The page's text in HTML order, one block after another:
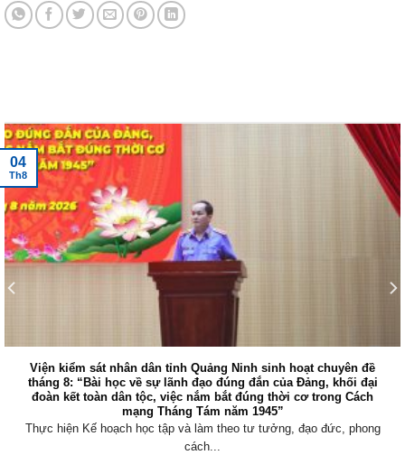
Viện kiểm sát nhân dân tỉnh Quảng Ninh sinh hoạt chuyên đề
tháng 8: “Bài học về sự lãnh đạo đúng đắn của Đảng, khối đại
đoàn kết toàn dân tộc, việc nắm bắt đúng thời cơ trong Cách
mạng Tháng Tám năm 1945”
Thực hiện Kế hoạch học tập và làm theo tư tưởng, đạo đức, phong
cách...
04
Th8